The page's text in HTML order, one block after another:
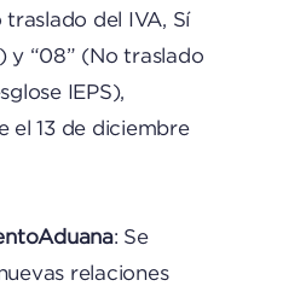
traslado del IVA, Sí
y “08” (No traslado
IEPS),
el 13 de diciembre
: Se
relaciones